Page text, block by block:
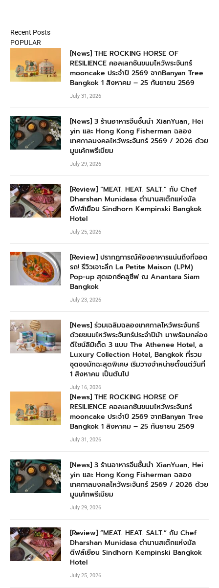
Recent Posts
POPULAR
[News] THE ROCKING HORSE OF
RESILIENCE คอลเลกชันขนมไหว้พระจันทร์
mooncake ประจำปี 2569 จากBanyan Tree
Bangkok 1 สิงหาคม – 25 กันยายน 2569
July 31, 2026
[News] 3 ร้านอาหารจีนชั้นนำ XianYuan, Hei
yin และ Hong Kong Fisherman ฉลอง
เทศกาลมงคลไหว้พระจันทร์ 2569 / 2026 ด้วย
มูนเค้กพรีเมียม
July 29, 2026
[Review] “MEAT. HEAT. SALT.” กับ Chef
Dharshan Munidasa ตำนานสเต๊กแห่งมัล
ดีฟส์เยือน Sindhorn Kempinski Bangkok
Hotel
July 25, 2026
[Review] ปรากฏการณ์ห้องอาหารแน่นถึงที่จอด
รถ! รีวิวเจาะลึก La Petite Maison (LPM)
Pop-up สุดเอกซ์คลูซีฟ ณ Anantara Siam
Bangkok
July 23, 2026
[News] ร่วมเฉลิมฉลองเทศกาลไหว้พระจันทร์
ด้วยขนมไหว้พระจันทร์ประจำปีม้า มาพร้อมกล่อง
ดีไซน์ลิมิเต็ด 3 แบบ The Athenee Hotel, a
Luxury Collection Hotel, Bangkok ที่รวม
ชุดชงมัทฉะสุดพิเศษ เริ่มวางจำหน่ายตั้งแต่วันที่
1 สิงหาคม เป็นต้นไป
July 16, 2026
[News] THE ROCKING HORSE OF
RESILIENCE คอลเลกชันขนมไหว้พระจันทร์
mooncake ประจำปี 2569 จากBanyan Tree
Bangkok 1 สิงหาคม – 25 กันยายน 2569
July 31, 2026
[News] 3 ร้านอาหารจีนชั้นนำ XianYuan, Hei
yin และ Hong Kong Fisherman ฉลอง
เทศกาลมงคลไหว้พระจันทร์ 2569 / 2026 ด้วย
มูนเค้กพรีเมียม
July 29, 2026
[Review] “MEAT. HEAT. SALT.” กับ Chef
Dharshan Munidasa ตำนานสเต๊กแห่งมัล
ดีฟส์เยือน Sindhorn Kempinski Bangkok
Hotel
July 25, 2026